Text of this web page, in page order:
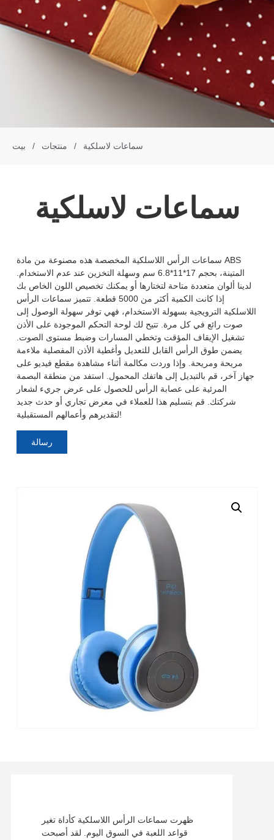
بيت / منتجات / سماعات لاسلكية
سماعات لاسلكية
سماعات الرأس اللاسلكية المخصصة هذه مصنوعة من مادة ABS
المتينة، بحجم 17*11*6.8 سم وسهلة التخزين عند عدم الاستخدام.
لدينا ألوان متعددة متاحة لتختارها أو يمكنك تخصيص اللون الخاص بك
إذا كانت الكمية أكثر من 5000 قطعة. تتميز سماعات الرأس
اللاسلكية الترويجية بسهولة الاستخدام، فهي توفر سهولة الوصول إلى
صوت رائع في كل مرة. تتيح لك لوحة التحكم الموجودة على الأذن
تشغيل الإيقاف المؤقت وتخطي المسارات وضبط مستوى الصوت.
يضمن طوق الرأس القابل للتعديل وأغطية الأذن المفصلية ملاءمة
مريحة ومريحة. وإذا وردت مكالمة أثناء مشاهدة مقطع فيديو على
جهاز آخر، قم بالتبديل إلى هاتفك المحمول. استفد من منطقة البصمة
المرئية على عصابة الرأس للحصول على عرض جريء لشعار
شركتك. قم بتسليم هذا للعملاء في معرض تجاري أو حدث جديد
لتقديرهم وأعمالهم المستقبلية!
رسالة
ظهرت سماعات الرأس اللاسلكية كأداة تغير
قواعد اللعبة في السوق اليوم. لقد أصبحت